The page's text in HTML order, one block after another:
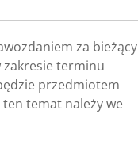
za bieżący
zakresie terminu
przedmiotem
ten temat należy we